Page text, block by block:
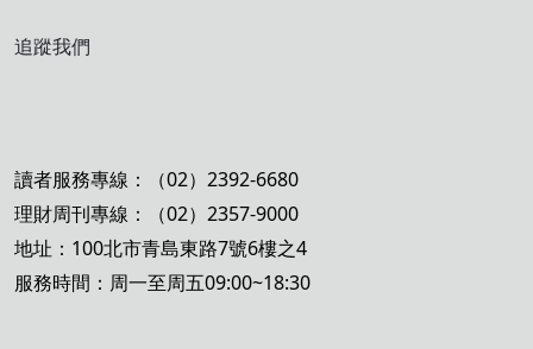
追蹤我們
讀者服務專線：（02）2392-6680
理財周刊專線：（02）2357-9000
地址：100北市青島東路7號6樓之4
服務時間：周一至周五09:00~18:30